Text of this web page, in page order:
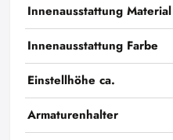
Innenausstattung Material
Innenausstattung Farbe
Einstellhöhe ca.
Armaturenhalter